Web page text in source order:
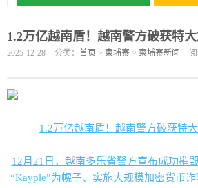
1.2万亿越南盾！越南警方破获特
2025-12-28 分类： 首页 > 柬埔寨 > 柬埔寨新闻
1.2万亿越南盾！越南警方破获特
12月21日，越南多乐省警方宣布成功摧
“Kayple”为幌子、实施大规模加密货币